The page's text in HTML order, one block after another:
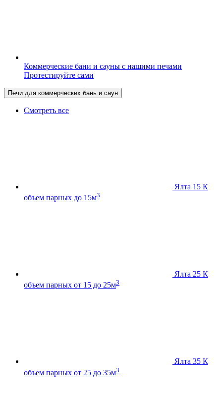
Коммерческие бани и сауны с нашими печами
Протестируйте сами
Печи для коммерческих бань и саун
Смотреть все
Ялта 15 К
объем парных до 15м3
Ялта 25 К
объем парных от 15 до 25м3
Ялта 35 К
объем парных от 25 до 35м3